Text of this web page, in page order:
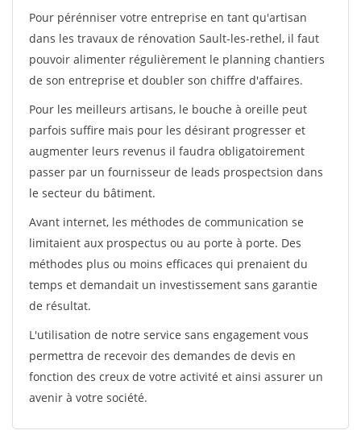
Pour pérénniser votre entreprise en tant qu'artisan
dans les travaux de rénovation Sault-les-rethel, il faut
pouvoir alimenter régulièrement le planning chantiers
de son entreprise et doubler son chiffre d'affaires.
Pour les meilleurs artisans, le bouche à oreille peut
parfois suffire mais pour les désirant progresser et
augmenter leurs revenus il faudra obligatoirement
passer par un fournisseur de leads prospectsion dans
le secteur du bâtiment.
Avant internet, les méthodes de communication se
limitaient aux prospectus ou au porte à porte. Des
méthodes plus ou moins efficaces qui prenaient du
temps et demandait un investissement sans garantie
de résultat.
L'utilisation de notre service sans engagement vous
permettra de recevoir des demandes de devis en
fonction des creux de votre activité et ainsi assurer un
avenir à votre société.